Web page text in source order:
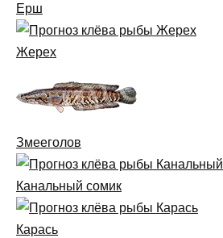
Ерш
Жерех
Змееголов
Канальный сомик
Карась